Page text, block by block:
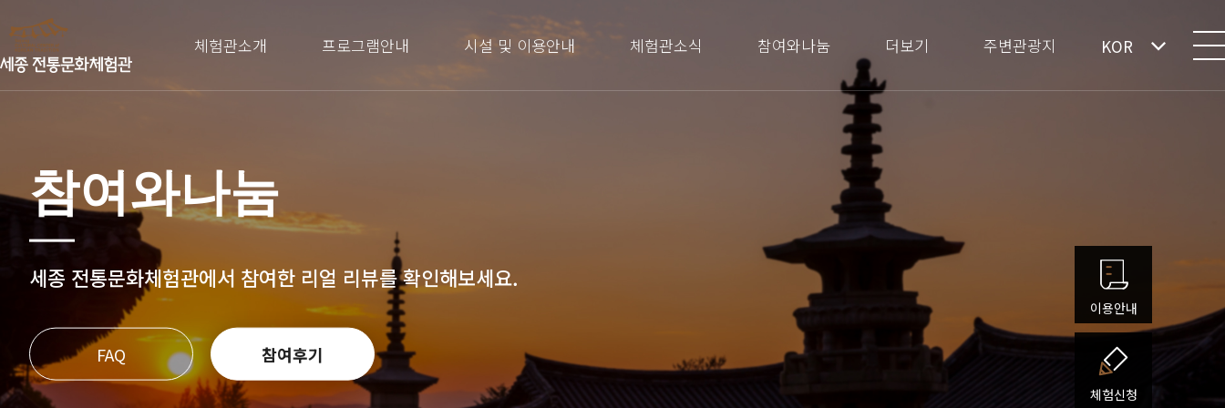
체험관소개 프로그램안내 시설 및 이용안내 체험관소식 참여와나눔 더보기 주변관광지 KOR
참여와나눔
세종 전통문화체험관에서 참여한 리얼 리뷰를 확인해보세요.
FAQ 참여후기
이용안내
체험신청